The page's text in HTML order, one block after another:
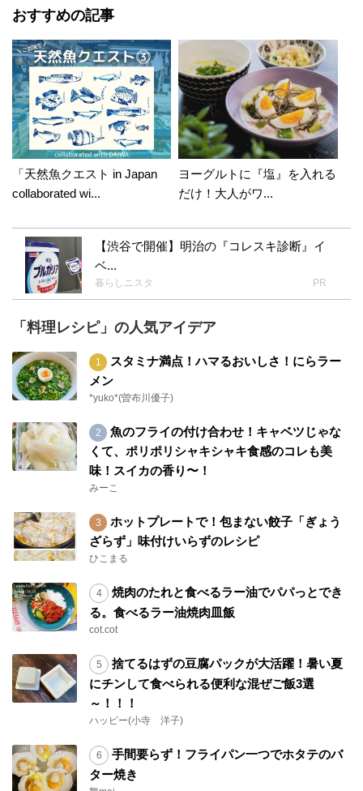
おすすめの記事
「天然魚クエスト in Japan
collaborated wi...
ヨーグルトに『塩』を入れる
だけ！大人がワ...
【渋谷で開催】明治の『コレスキ診断』イ
ベ...
暮らしニスタ PR
「料理レシピ」の人気アイデア
スタミナ満点！ハマるおいしさ！にらラー
メン
*yuko*(曽布川優子)
魚のフライの付け合わせ！キャベツじゃな
くて、ポリポリシャキシャキ食感のコレも美
味！スイカの香り〜！
みーこ
ホットプレートで！包まない餃子「ぎょう
ざらず」味付けいらずのレシピ
ひこまる
焼肉のたれと食べるラー油でパパっとでき
る。食べるラー油焼肉皿飯
cot.cot
捨てるはずの豆腐パックが大活躍！暑い夏
にチンして食べられる便利な混ぜご飯3選
～！！！
ハッピー(小寺 洋子)
手間要らず！フライパン一つでホタテのバ
ター焼き